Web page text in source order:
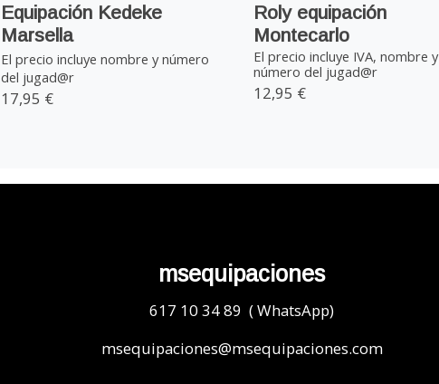
Equipación Kedeke
Marsella
El precio incluye nombre y número
del jugad@r
17,95 €
Roly equipación
Montecarlo
El precio incluye IVA, nombre y
número del jugad@r
12,95 €
msequipaciones
617 10 34 89 ( WhatsApp)
msequipaciones@msequipaciones.com